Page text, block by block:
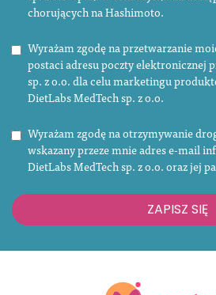
chorujących na Hashimoto.
Wyrażam zgodę na przetwarzanie
postaci adresu poczty elektronicznej
sp. z o.o. dla celu marketingu
DietLabs MedTech sp. z o.o.
Wyrażam zgodę na otrzymywanie
wskazany przeze mnie adres e-mail
DietLabs MedTech sp. z o.o. oraz jej
ZAPISZ SIĘ